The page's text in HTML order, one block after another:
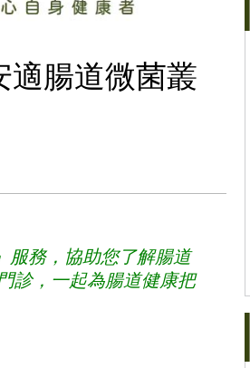
適腸道微菌叢
服務，協助您了解腸道
診，一起為腸道健康把